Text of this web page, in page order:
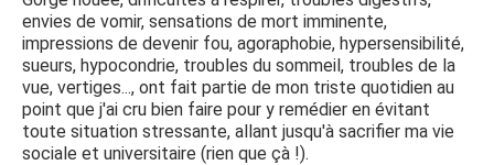
envies de vomir, sensations de mort imminente,
impressions de devenir fou, agoraphobie, hypersensibilité,
sueurs, hypocondrie, troubles du sommeil, troubles de la
vue, vertiges..., ont fait partie de mon triste quotidien au
point que j'ai cru bien faire pour y remédier en évitant
toute situation stressante, allant jusqu'à sacrifier ma vie
sociale et universitaire (rien que çà !).